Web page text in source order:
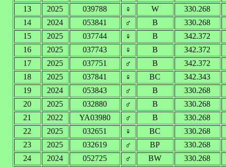
13
2025 039788 ♀ W
330.268
14
2024 053841 ♂ B
330.268
15
2025 037744 ♀ B
342.372
16
2025 037743 ♀ B
342.372
17
2025 037751 ♂ B
342.372
18
2025 037841 ♀ BC
342.343
19
2024 053843 ♂ B
330.268
20
2025 032880 ♂ B
330.268
21
2022 YA03980 ♂ B
330.268
22
2025 032651 ♀ BC
330.268
23
2025 032619 ♂ BP
330.268
24
2024 052725 ♂ BW
330.268